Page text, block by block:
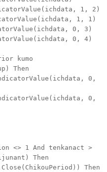
1, 2)
1, 1)
0, 3)
0, 4)
kumo
Then
0,
0,
1 And tenkanact >
Then
Then